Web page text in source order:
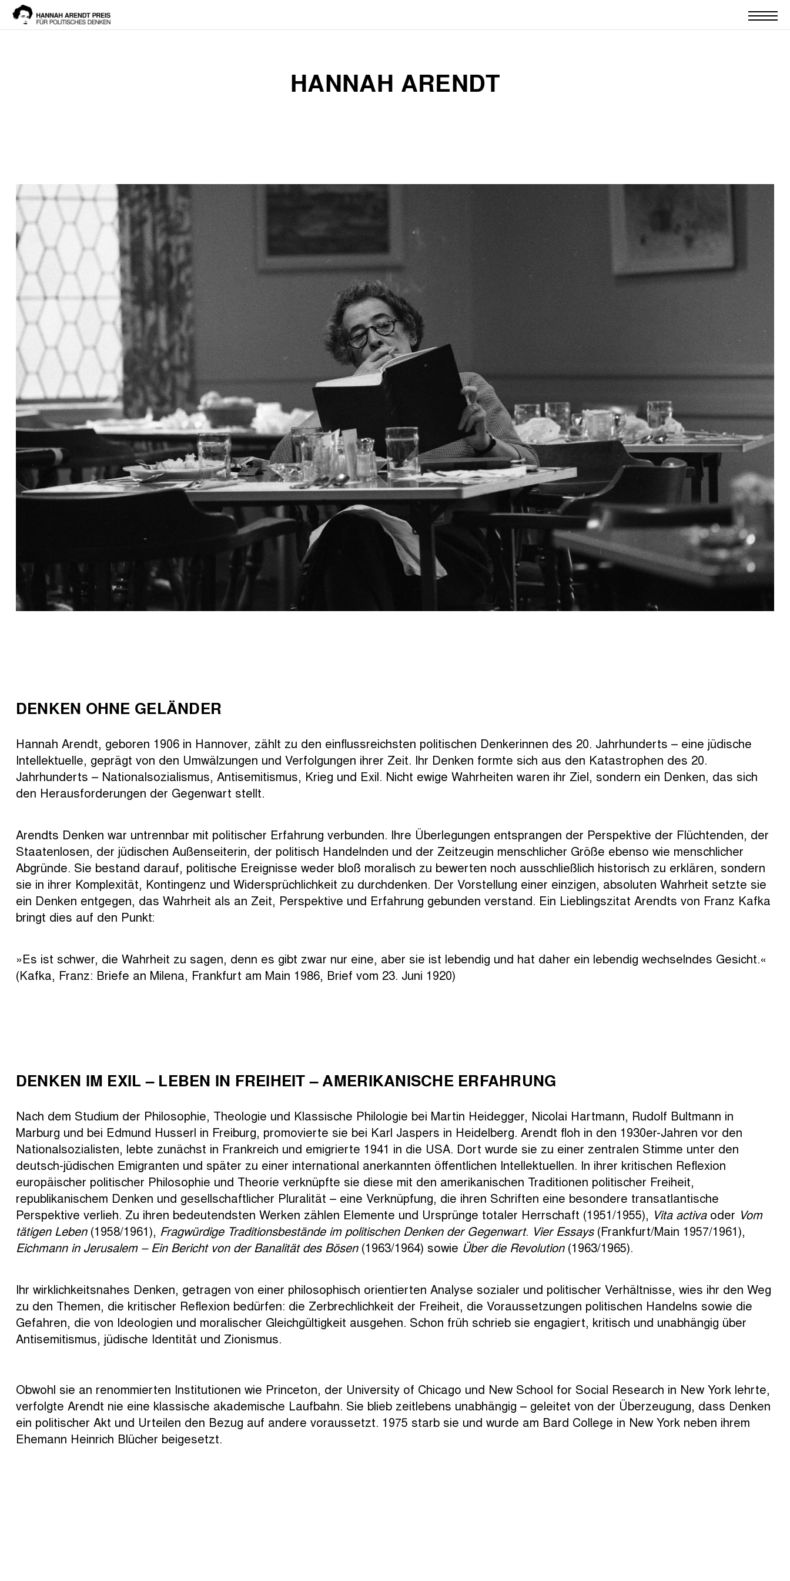
HANNAH ARENDT
DENKEN OHNE GELÄNDER
Hannah Arendt, geboren 1906 in Hannover, zählt zu den einflussreichsten politischen Denkerinnen des 20. Jahrhunderts – eine jüdische
Intellektuelle, geprägt von den Umwälzungen und Verfolgungen ihrer Zeit. Ihr Denken formte sich aus den Katastrophen des 20.
Jahrhunderts – Nationalsozialismus, Antisemitismus, Krieg und Exil. Nicht ewige Wahrheiten waren ihr Ziel, sondern ein Denken, das sich
den Herausforderungen der Gegenwart stellt.
Arendts Denken war untrennbar mit politischer Erfahrung verbunden. Ihre Überlegungen entsprangen der Perspektive der Flüchtenden, der
Staatenlosen, der jüdischen Außenseiterin, der politisch Handelnden und der Zeitzeugin menschlicher Größe ebenso wie menschlicher
Abgründe. Sie bestand darauf, politische Ereignisse weder bloß moralisch zu bewerten noch ausschließlich historisch zu erklären, sondern
sie in ihrer Komplexität, Kontingenz und Widersprüchlichkeit zu durchdenken. Der Vorstellung einer einzigen, absoluten Wahrheit setzte sie
ein Denken entgegen, das Wahrheit als an Zeit, Perspektive und Erfahrung gebunden verstand. Ein Lieblingszitat Arendts von Franz Kafka
bringt dies auf den Punkt:
»Es ist schwer, die Wahrheit zu sagen, denn es gibt zwar nur eine, aber sie ist lebendig und hat daher ein lebendig wechselndes Gesicht.«
(Kafka, Franz: Briefe an Milena, Frankfurt am Main 1986, Brief vom 23. Juni 1920)
DENKEN IM EXIL – LEBEN IN FREIHEIT – AMERIKANISCHE ERFAHRUNG
Nach dem Studium der Philosophie, Theologie und Klassische Philologie bei Martin Heidegger, Nicolai Hartmann, Rudolf Bultmann in
Marburg und bei Edmund Husserl in Freiburg, promovierte sie bei Karl Jaspers in Heidelberg. Arendt floh in den 1930er-Jahren vor den
Nationalsozialisten, lebte zunächst in Frankreich und emigrierte 1941 in die USA. Dort wurde sie zu einer zentralen Stimme unter den
deutsch-jüdischen Emigranten und später zu einer international anerkannten öffentlichen Intellektuellen. In ihrer kritischen Reflexion
europäischer politischer Philosophie und Theorie verknüpfte sie diese mit den amerikanischen Traditionen politischer Freiheit,
republikanischem Denken und gesellschaftlicher Pluralität – eine Verknüpfung, die ihren Schriften eine besondere transatlantische
Perspektive verlieh. Zu ihren bedeutendsten Werken zählen Elemente und Ursprünge totaler Herrschaft (1951/1955), Vita activaoder Vom
tätigen Leben(1958/1961), Fragwürdige Traditionsbestände im politischen Denken der Gegenwart. Vier Essays(Frankfurt/Main 1957/1961),
Eichmann in Jerusalem – Ein Bericht von der Banalität des Bösen(1963/1964) sowie Über die Revolution(1963/1965).
Ihr wirklichkeitsnahes Denken, getragen von einer philosophisch orientierten Analyse sozialer und politischer Verhältnisse, wies ihr den Weg
zu den Themen, die kritischer Reflexion bedürfen: die Zerbrechlichkeit der Freiheit, die Voraussetzungen politischen Handelns sowie die
Gefahren, die von Ideologien und moralischer Gleichgültigkeit ausgehen. Schon früh schrieb sie engagiert, kritisch und unabhängig über
Antisemitismus, jüdische Identität und Zionismus.
Obwohl sie an renommierten Institutionen wie Princeton, der University of Chicago und New School for Social Research in New York lehrte,
verfolgte Arendt nie eine klassische akademische Laufbahn. Sie blieb zeitlebens unabhängig – geleitet von der Überzeugung, dass Denken
ein politischer Akt und Urteilen den Bezug auf andere voraussetzt. 1975 starb sie und wurde am Bard College in New York neben ihrem
Ehemann Heinrich Blücher beigesetzt.
HANNAH ARENDT
INTERNATIONALE JURY
KONTAKT